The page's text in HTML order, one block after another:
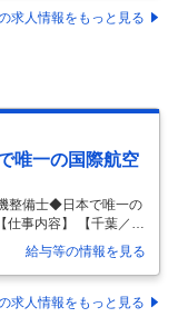
修・品質向上に貢献／
ンター（静岡県牧之
シミュレーター(FF
求人情報をもっと見る
唯一の国際航空
整備士◆日本で唯一の
事内容】 【千葉／成
物専門航空会社◇残業
の貨物専門航空会社／
家族手当・退職金制
社である当社にて、航
給与等の情報を見る
求人情報をもっと見る